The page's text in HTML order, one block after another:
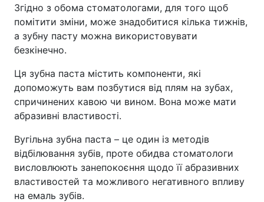
Згідно з обома стоматологами, для того щоб
помітити зміни, може знадобитися кілька тижнів,
а зубну пасту можна використовувати
безкінечно.
Ця зубна паста містить компоненти, які
допоможуть вам позбутися від плям на зубах,
спричинених кавою чи вином. Вона може мати
абразивні властивості.
Вугільна зубна паста – це один із методів
відбілювання зубів, проте обидва стоматологи
висловлюють занепокоєння щодо її абразивних
властивостей та можливого негативного впливу
на емаль зубів.